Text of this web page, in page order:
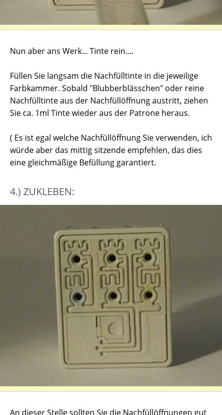
Nun aber ans Werk... Tinte rein....
Füllen Sie langsam die Nachfülltinte in die jeweilige
Farbkammer. Sobald "Blubberblässchen" oder reine
Nachfülltinte aus der Nachfüllöffnung austritt, ziehen
Sie ca. 1ml Tinte wieder aus der Patrone heraus.
( Es ist egal welche Nachfüllöffnung Sie verwenden, ich
würde aber das mittig sitzende empfehlen, das dies
eine gleichmäßige Befüllung garantiert.
4.) ZUKLEBEN:
An dieser Stelle sollten Sie die Nachfüllöffnungen gut